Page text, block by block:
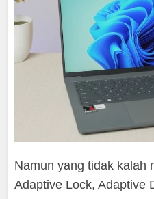
Namun yang tidak kalah
Adaptive Lock, Adaptive